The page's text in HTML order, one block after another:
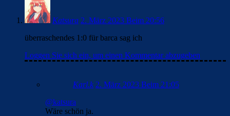
Katsura 2. März 2023 Beim 20:56
überraschendes 1:0 für barca sag ich
Loggen Sie sich ein, um einen Kommentar abzugeben
Karl.k 2. März 2023 Beim 21:05
@katsura
Wäre schön ja.